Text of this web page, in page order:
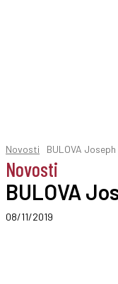
Novosti BULOVA
Novosti
BULOVA
08/11/2019